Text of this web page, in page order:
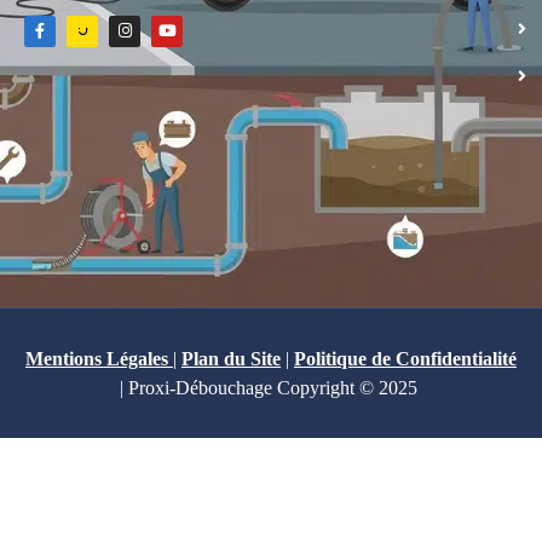
Mentions Légales | Plan du Site | Politique de Confidentialité
| Proxi-Débouchage Copyright © 2025